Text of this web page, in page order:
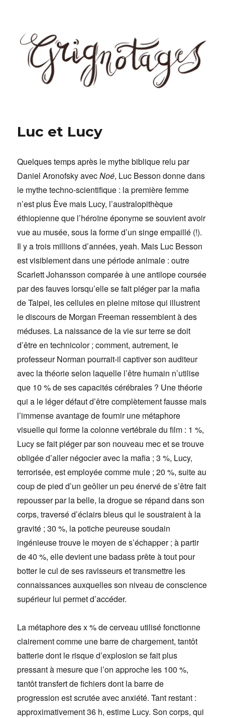
Luc et Lucy
Quelques temps après le mythe biblique relu par
Daniel Aronofsky avecNoé, Luc Besson donne dans
le mythe techno-scientifique : la première femme
n’est plus Ève mais Lucy, l’australopithèque
éthiopienne que l’héroïne éponyme se souvient avoir
vue au musée, sous la forme d’un singe empaillé (!).
Il y a trois millions d’années, yeah. Mais Luc Besson
est visiblement dans une période animale : outre
Scarlett Johansson comparée à une antilope coursée
par des fauves lorsqu’elle se fait piéger par la mafia
de Taipei, les cellules en pleine mitose qui illustrent
le discours de Morgan Freeman ressemblent à des
méduses. La naissance de la vie sur terre se doit
d’être en technicolor ; comment, autrement, le
professeur Norman pourrait-il captiver son auditeur
avec la théorie selon laquelle l’être humain n’utilise
que 10 % de ses capacités cérébrales ? Une théorie
qui a le léger défaut d’être complètement fausse mais
l’immense avantage de fournir une métaphore
visuelle qui forme la colonne vertébrale du film : 1 %,
Lucy se fait piéger par son nouveau mec et se trouve
obligée d’aller négocier avec la mafia ; 3 %, Lucy,
terrorisée, est employée comme mule ; 20 %, suite au
coup de pied d’un geôlier un peu énervé de s’être fait
repousser par la belle, la drogue se répand dans son
corps, traversé d’éclairs bleus qui le soustraient à la
gravité ; 30 %, la potiche peureuse soudain
ingénieuse trouve le moyen de s’échapper ; à partir
de 40 %, elle devient une badass prête à tout pour
botter le cul de ses ravisseurs et transmettre les
connaissances auxquelles son niveau de conscience
supérieur lui permet d’accéder.
La métaphore des x % de cerveau utilisé fonctionne
clairement comme une barre de chargement, tantôt
batterie dont le risque d’explosion se fait plus
pressant à mesure que l’on approche les 100 %,
tantôt transfert de fichiers dont la barre de
progression est scrutée avec anxiété. Tant restant :
approximativement 36 h, estime Lucy. Son corps, qui